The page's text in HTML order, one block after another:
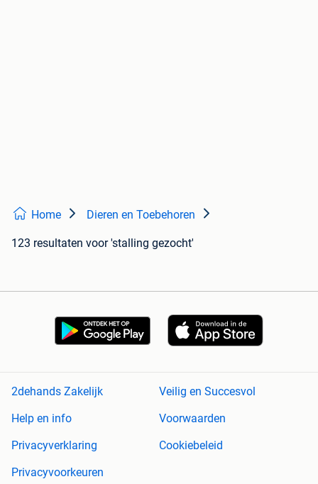
Home Dieren en Toebehoren
123 resultaten voor 'stalling gezocht'
2dehands Zakelijk
Veilig en Succesvol
Help en info
Voorwaarden
Privacyverklaring
Cookiebeleid
Privacyvoorkeuren